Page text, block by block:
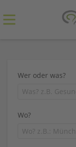
Wer oder was?
Wo?